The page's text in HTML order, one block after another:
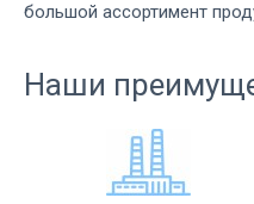
большой ассортимент
Наши